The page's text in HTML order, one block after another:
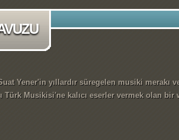
Yener'in yıllardır süregelen musiki merakı
Türk Musikisi'ne kalıcı eserler vermek olan bir